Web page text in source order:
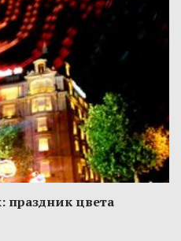
праздник цвета